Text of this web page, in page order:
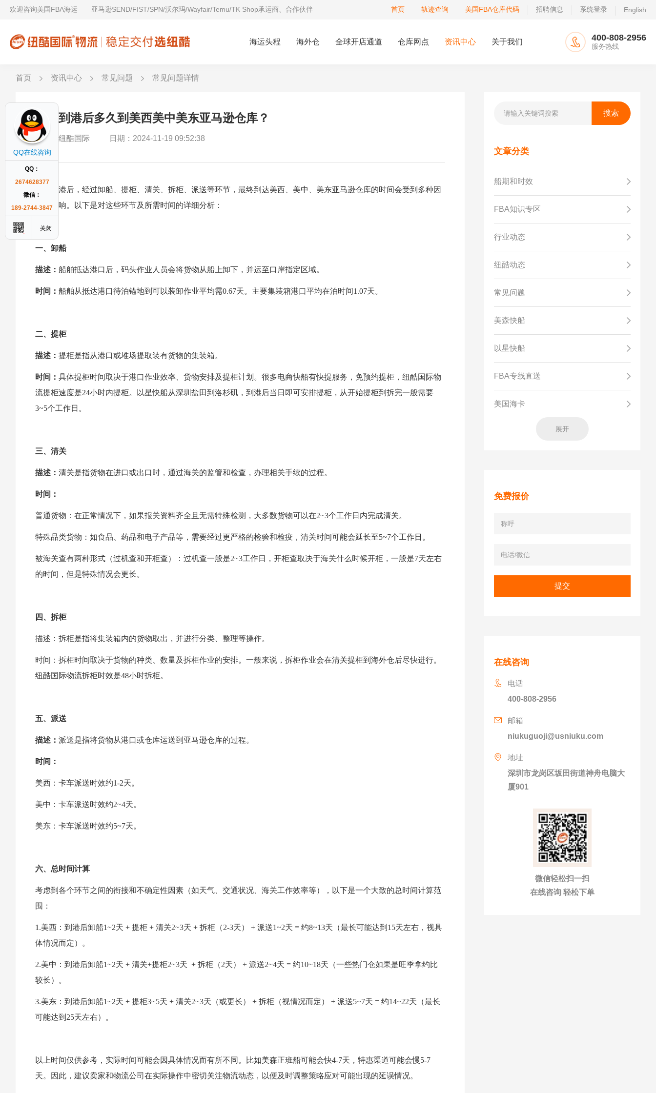
欢迎咨询美国FBA海运——亚马逊SEND/FIST/SPN/沃尔玛/Wayfair/Temu/TK Shop承运商、合作伙伴 首页 轨迹查询 美国FBA仓库代码 招聘信息 系统登录 English
海运头程 海外仓 全球开店通道 仓库网点 资讯中心 关于我们 400-808-2956
服务热线
首页 资讯中心 常见问题 常见问题详情
货件到港后多久到美西美中美东亚马逊仓库？
作者：纽酷国际 日期：2024-11-19 09:52:38
货件到港后，经过卸船、提柜、清关、拆柜、派送等环节，最终到达美西、美中、美东亚马逊仓库的时间会受到多种因
素的影响。以下是对这些环节及所需时间的详细分析：
一、卸船
描述： 船舶抵达港口后，码头作业人员会将货物从船上卸下，并运至口岸指定区域。
时间： 船舶从抵达港口待泊锚地到可以装卸作业平均需0.67天。主要集装箱港口平均在泊时间1.07天。
二、提柜
描述： 提柜是指从港口或堆场提取装有货物的集装箱。
时间： 具体提柜时间取决于港口作业效率、货物安排及提柜计划。很多电商快船有快提服务，免预约提柜，纽酷国际物
流提柜速度是24小时内提柜。以星快船从深圳盐田到洛杉矶，到港后当日即可安排提柜，从开始提柜到拆完一般需要
3~5个工作日。
三、清关
描述： 清关是指货物在进口或出口时，通过海关的监管和检查，办理相关手续的过程。
时间：
普通货物：在正常情况下，如果报关资料齐全且无需特殊检测，大多数货物可以在2~3个工作日内完成清关。
特殊品类货物：如食品、药品和电子产品等，需要经过更严格的检验和检疫，清关时间可能会延长至5~7个工作日。
被海关查有两种形式（过机查和开柜查）：过机查一般是2~3工作日，开柜查取决于海关什么时候开柜，一般是7天左右
的时间，但是特殊情况会更长。
四、拆柜
描述：拆柜是指将集装箱内的货物取出，并进行分类、整理等操作。
时间：拆柜时间取决于货物的种类、数量及拆柜作业的安排。一般来说，拆柜作业会在清关提柜到海外仓后尽快进行。
纽酷国际物流拆柜时效是48小时拆柜。
五、派送
描述： 派送是指将货物从港口或仓库运送到亚马逊仓库的过程。
时间：
美西：卡车派送时效约1-2天。
美中：卡车派送时效约2~4天。
美东：卡车派送时效约5~7天。
六、总时间计算
考虑到各个环节之间的衔接和不确定性因素（如天气、交通状况、海关工作效率等），以下是一个大致的总时间计算范
围：
1.美西：到港后卸船1~2天 + 提柜 + 清关2~3天 + 拆柜（2-3天） + 派送1~2天 = 约8~13天（最长可能达到15天左右，视具
体情况而定）。
2.美中：到港后卸船1~2天 + 清关+提柜2~3天 + 拆柜（2天） + 派送2~4天 = 约10~18天（一些热门仓如果是旺季拿约比
较长）。
3.美东：到港后卸船1~2天 + 提柜3~5天 + 清关2~3天（或更长） + 拆柜（视情况而定） + 派送5~7天 = 约14~22天（最长
可能达到25天左右）。
以上时间仅供参考，实际时间可能会因具体情况而有所不同。比如美森正班船可能会快4-7天，特惠渠道可能会慢5-7
天。因此，建议卖家和物流公司在实际操作中密切关注物流动态，以便及时调整策略应对可能出现的延误情况。
文章分类
船期和时效
FBA知识专区
行业动态
纽酷动态
常见问题
美森快船
以星快船
FBA专线直送
美国海卡
展开
免费报价
在线咨询
电话
400-808-2956
邮箱
niukuguoji@usniuku.com
地址
深圳市龙岗区坂田街道神舟电脑大
厦901
微信轻松扫一扫
在线咨询 轻松下单
QQ在线咨询
QQ：
2674628377
微信：
189-2744-3847